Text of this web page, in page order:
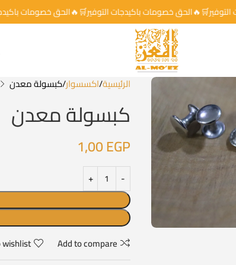
التوفير🛒🔥الحق خصومات باكيدجات التوفير🛒🔥الحق خصومات
الرئيسية اكسسوار كبسولة معدن
كبسولة معدن
1,00EGP
Add to compare